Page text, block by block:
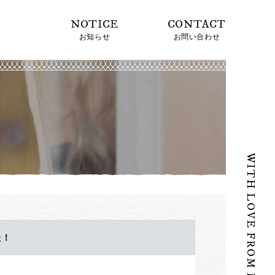
NO WA 福の和を、世界に
NOTICE
お知らせ
CONTACT
お問い合わせ